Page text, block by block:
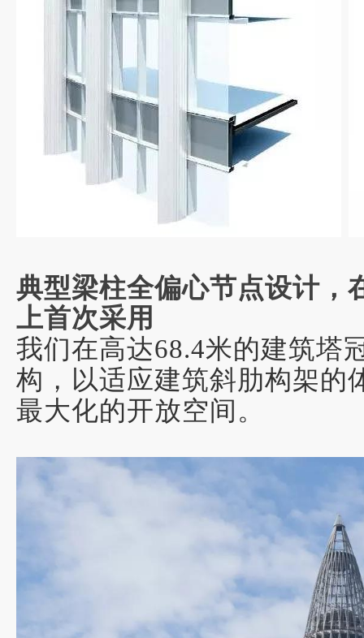
典型梁柱全偏心节点设计，
上首次采用
我们在高达68.4米的建筑塔
构，以适应建筑斜肋构架的
最大化的开放空间 。